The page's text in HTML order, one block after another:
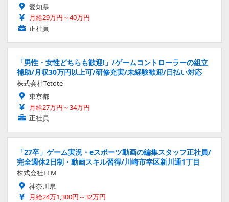
愛知県
月給29万円～40万円
正社員
「男性・女性どちらも歓迎!」/ゲームコントローラーの組立
補助/月収30万円以上可/研修充実/未経験歓迎/日払い対応
株式会社Tetote
東京都
月給27万円～34万円
正社員
「27卒」ゲーム実況・eスポーツ動画の編集スタッフ正社員/
完全週休2日制・動画スキル習得/川崎市幸区新川通1丁目
株式会社ELM
神奈川県
月給24万1,300円～32万円